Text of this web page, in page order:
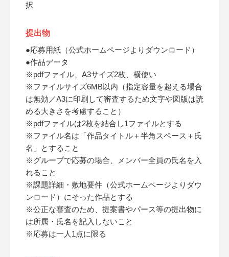
択
提出物
●応募用紙（公式ホームページよりダウンロード）
●作品データ
※pdfファイル、A3サイズ2枚、横使い
※ファイルサイズ6MB以内（指定容量を超える場合
は無効／A3に印刷して審査するため文字や図版は読
める大きさを考慮すること）
※pdfファイルは2枚を結合し1ファイルとする
※ファイル名は「作品タイトル＋半角スペース＋氏
名」とすること
※グループで応募の場合、メンバー全員の氏名を入
れること
※課題詳細・敷地要件（公式ホームページよりダウ
ンロード）にそった作品とする
※公正な審査のため、提案書やパース等の提出物に
は所属・氏名を記入しないこと
※応募は一人1点に限る